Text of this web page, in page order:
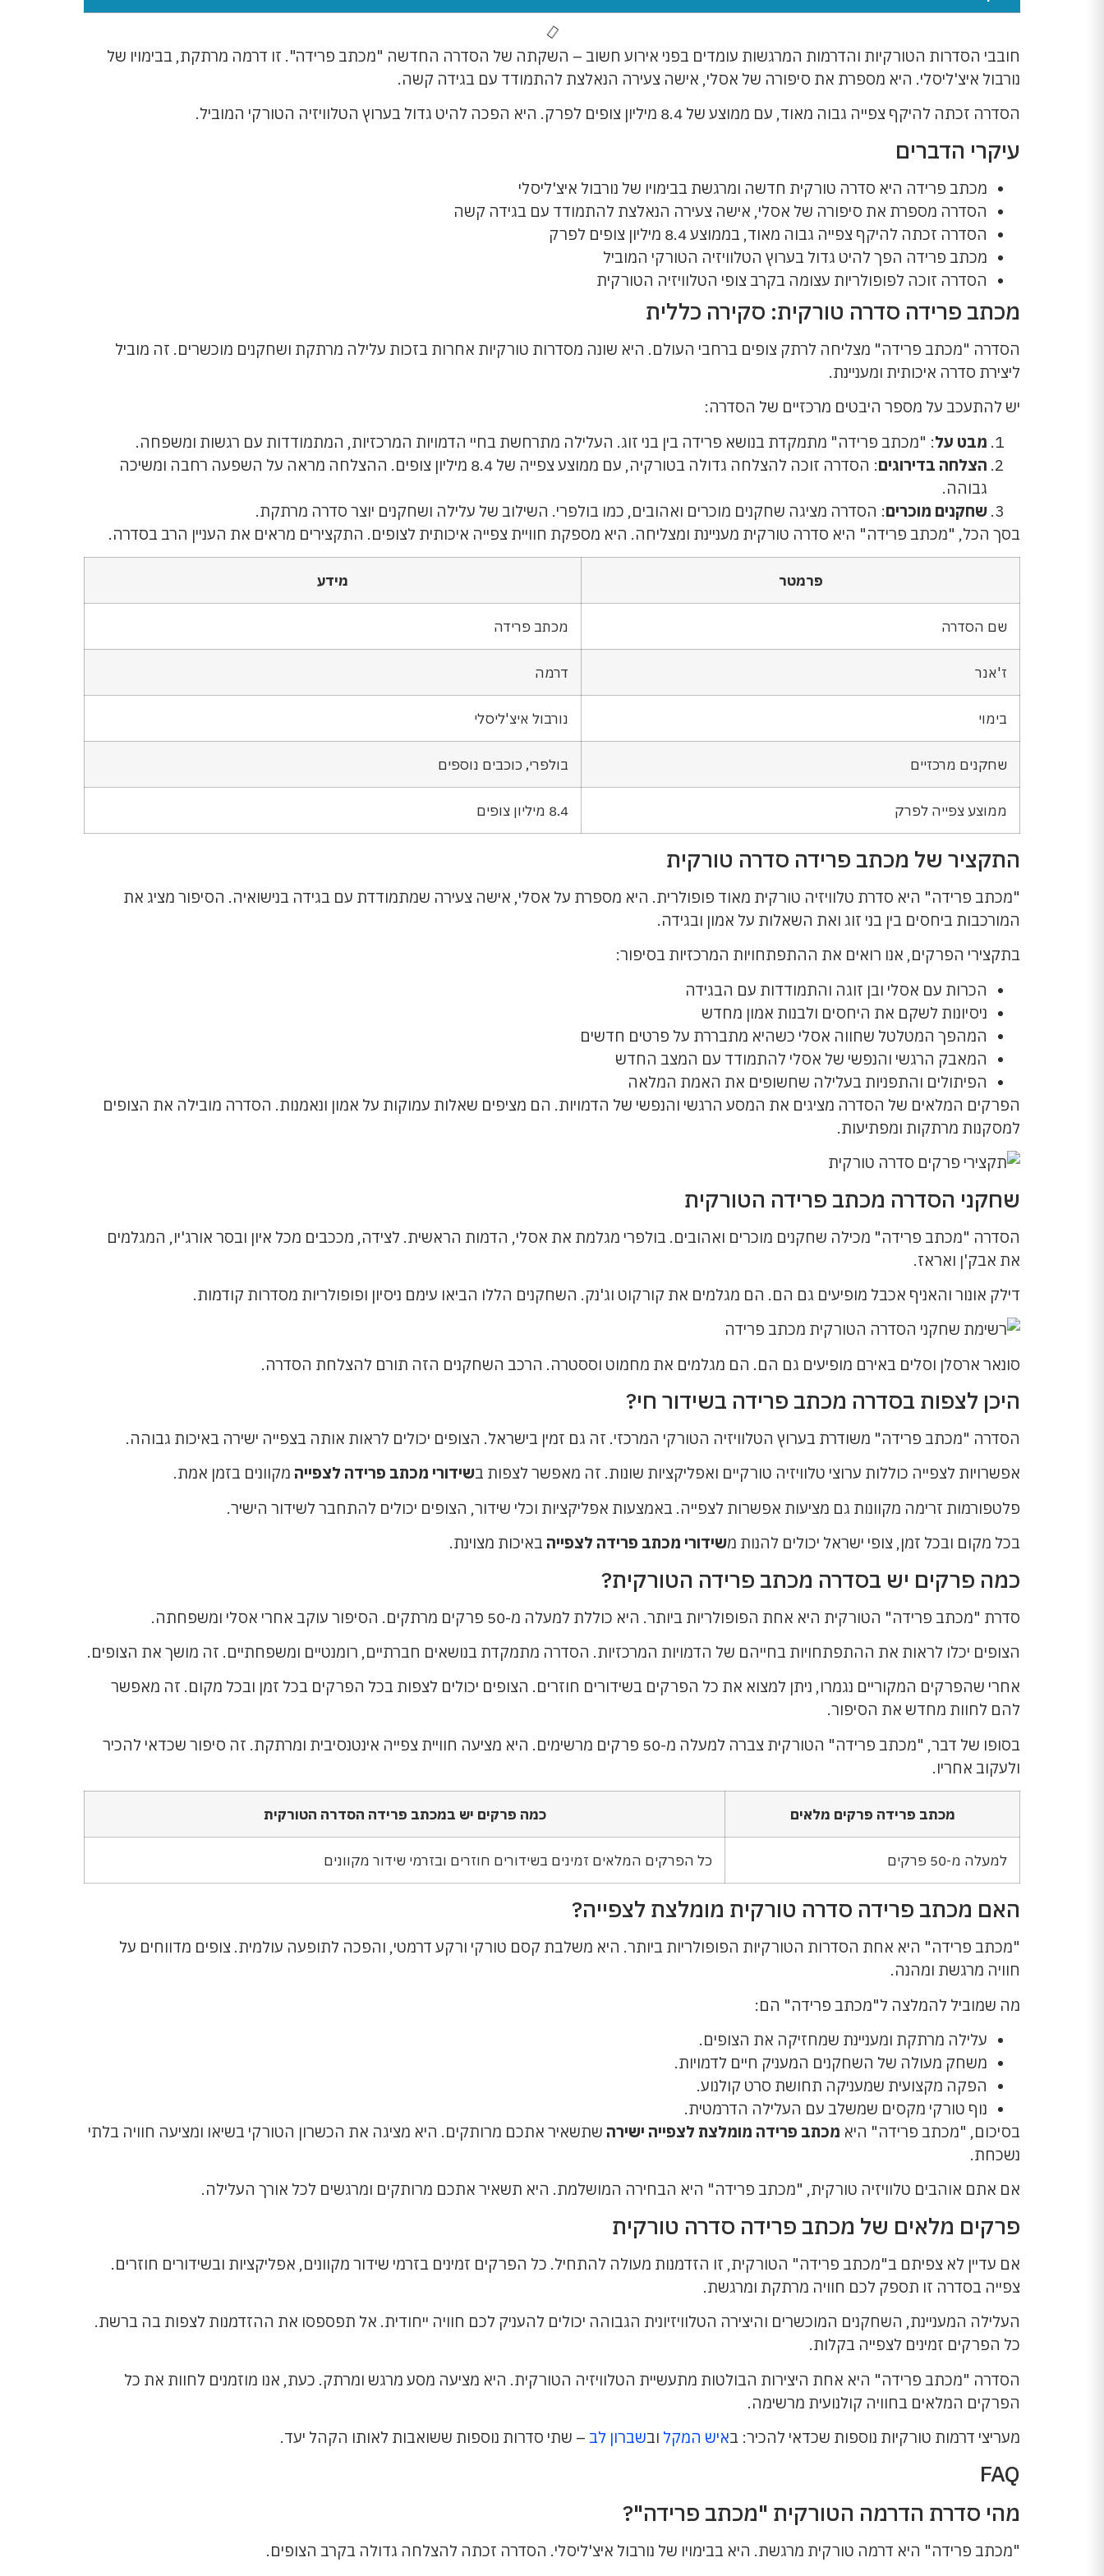
חובבי הסדרות הטורקיות והדרמות המרגשות עומדים בפני אירוע חשוב – השקתה של הסדרה החדשה "מכתב פרידה". זו דרמה מרתקת, בבימויו של
נורבול איצ'ליסלי. היא מספרת את סיפורה של אסלי, אישה צעירה הנאלצת להתמודד עם בגידה קשה.
הסדרה זכתה להיקף צפייה גבוה מאוד, עם ממוצע של 8.4 מיליון צופים לפרק. היא הפכה להיט גדול בערוץ הטלוויזיה הטורקי המוביל.
עיקרי הדברים
מכתב פרידה היא סדרה טורקית חדשה ומרגשת בבימויו של נורבול איצ'ליסלי
הסדרה מספרת את סיפורה של אסלי, אישה צעירה הנאלצת להתמודד עם בגידה קשה
הסדרה זכתה להיקף צפייה גבוה מאוד, בממוצע 8.4 מיליון צופים לפרק
מכתב פרידה הפך להיט גדול בערוץ הטלוויזיה הטורקי המוביל
הסדרה זוכה לפופולריות עצומה בקרב צופי הטלוויזיה הטורקית
מכתב פרידה סדרה טורקית: סקירה כללית
הסדרה "מכתב פרידה" מצליחה לרתק צופים ברחבי העולם. היא שונה מסדרות טורקיות אחרות בזכות עלילה מרתקת ושחקנים מוכשרים. זה מוביל
ליצירת סדרה איכותית ומעניינת.
יש להתעכב על מספר היבטים מרכזיים של הסדרה:
מבט על: "מכתב פרידה" מתמקדת בנושא פרידה בין בני זוג. העלילה מתרחשת בחיי הדמויות המרכזיות, המתמודדות עם רגשות ומשפחה.
הצלחה בדירוגים
: הסדרה זוכה להצלחה גדולה בטורקיה, עם ממוצע צפייה של 8.4 מיליון צופים. ההצלחה מראה על השפעה רחבה ומשיכה
גבוהה.
שחקנים מוכרים: הסדרה מציגה שחקנים מוכרים ואהובים, כמו בולפרי. השילוב של עלילה ושחקנים יוצר סדרה מרתקת.
בסך הכל, "מכתב פרידה" היא סדרה טורקית מעניינת ומצליחה. היא מספקת חוויית צפייה איכותית לצופים. התקצירים מראים את העניין הרב בסדרה.
פרמטר מידע
שם הסדרה מכתב פרידה
ז'אנר דרמה
בימוי נורבול איצ'ליסלי
שחקנים מרכזיים בולפרי, כוכבים נוספים
ממוצע צפייה לפרק 8.4 מיליון צופים
התקציר של מכתב פרידה סדרה טורקית
"מכתב פרידה" היא סדרת טלוויזיה טורקית מאוד פופולרית. היא מספרת על אסלי, אישה צעירה שמתמודדת עם בגידה בנישואיה. הסיפור מציג את
המורכבות ביחסים בין בני זוג ואת השאלות על אמון ובגידה.
בתקצירי הפרקים, אנו רואים את ההתפתחויות המרכזיות בסיפור:
הכרות עם אסלי ובן זוגה והתמודדות עם הבגידה
ניסיונות לשקם את היחסים ולבנות אמון מחדש
המהפך המטלטל שחווה אסלי כשהיא מתבררת על פרטים חדשים
המאבק הרגשי והנפשי של אסלי להתמודד עם המצב החדש
הפיתולים והתפניות בעלילה שחשופים את האמת המלאה
הפרקים המלאים של הסדרה מציגים את המסע הרגשי והנפשי של הדמויות. הם מציפים שאלות עמוקות על אמון ונאמנות. הסדרה מובילה את הצופים
למסקנות מרתקות ומפתיעות.
שחקני הסדרה מכתב פרידה הטורקית
הסדרה "מכתב פרידה" מכילה שחקנים מוכרים ואהובים. בולפרי מגלמת את אסלי, הדמות הראשית. לצידה, מככבים מכל איון ובסר אורג'יו, המגלמים
את אבק'ן ואראז.
דילק אונור והאניף אכבל מופיעים גם הם. הם מגלמים את קורקוט וג'נק. השחקנים הללו הביאו עימם ניסיון ופופולריות מסדרות קודמות.
סונאר ארסלן וסלים באירם מופיעים גם הם. הם מגלמים את מחמוט וססטרה. הרכב השחקנים הזה תורם להצלחת הסדרה.
היכן לצפות בסדרה מכתב פרידה בשידור חי?
הסדרה "מכתב פרידה" משודרת בערוץ הטלוויזיה הטורקי המרכזי. זה גם זמין בישראל. הצופים יכולים לראות אותה בצפייה ישירה באיכות גבוהה.
אפשרויות לצפייה כוללות ערוצי טלוויזיה טורקיים ואפליקציות שונות. זה מאפשר לצפות בשידורי מכתב פרידה לצפייה מקוונים בזמן אמת.
פלטפורמות זרימה מקוונות גם מציעות אפשרות לצפייה. באמצעות אפליקציות וכלי שידור, הצופים יכולים להתחבר לשידור הישיר.
בכל מקום ובכל זמן, צופי ישראל יכולים להנות משידורי מכתב פרידה לצפייה באיכות מצוינת.
כמה פרקים יש בסדרה מכתב פרידה הטורקית?
סדרת "מכתב פרידה" הטורקית היא אחת הפופולריות ביותר. היא כוללת למעלה מ-50 פרקים מרתקים. הסיפור עוקב אחרי אסלי ומשפחתה.
הצופים יכלו לראות את ההתפתחויות בחייהם של הדמויות המרכזיות. הסדרה מתמקדת בנושאים חברתיים, רומנטיים ומשפחתיים. זה מושך את הצופים.
אחרי שהפרקים המקוריים נגמרו, ניתן למצוא את כל הפרקים בשידורים חוזרים. הצופים יכולים לצפות בכל הפרקים בכל זמן ובכל מקום. זה מאפשר
להם לחוות מחדש את הסיפור.
בסופו של דבר, "מכתב פרידה" הטורקית צברה למעלה מ-50 פרקים מרשימים. היא מציעה חוויית צפייה אינטנסיבית ומרתקת. זה סיפור שכדאי להכיר
ולעקוב אחריו.
מכתב פרידה פרקים מלאים כמה פרקים יש במכתב פרידה הסדרה הטורקית
למעלה מ-50 פרקים כל הפרקים המלאים זמינים בשידורים חוזרים ובזרמי שידור מקוונים
האם מכתב פרידה סדרה טורקית מומלצת לצפייה?
"מכתב פרידה" היא אחת הסדרות הטורקיות הפופולריות ביותר. היא משלבת קסם טורקי ורקע דרמטי, והפכה לתופעה עולמית. צופים מדווחים על
חוויה מרגשת ומהנה.
מה שמוביל להמלצה ל"מכתב פרידה" הם:
עלילה מרתקת ומעניינת שמחזיקה את הצופים.
משחק מעולה של השחקנים המעניק חיים לדמויות.
הפקה מקצועית שמעניקה תחושת סרט קולנוע.
נוף טורקי מקסים שמשלב עם העלילה הדרמטית.
בסיכום, "מכתב פרידה" היא מכתב פרידה מומלצת לצפייה ישירה שתשאיר אתכם מרותקים. היא מציגה את הכשרון הטורקי בשיאו ומציעה חוויה בלתי
נשכחת.
אם אתם אוהבים טלוויזיה טורקית, "מכתב פרידה" היא הבחירה המושלמת. היא תשאיר אתכם מרותקים ומרגשים לכל אורך העלילה.
פרקים מלאים של מכתב פרידה סדרה טורקית
אם עדיין לא צפיתם ב"מכתב פרידה" הטורקית, זו הזדמנות מעולה להתחיל. כל הפרקים זמינים בזרמי שידור מקוונים, אפליקציות ובשידורים חוזרים.
צפייה בסדרה זו תספק לכם חוויה מרתקת ומרגשת.
העלילה המעניינת, השחקנים המוכשרים והיצירה הטלוויזיונית הגבוהה יכולים להעניק לכם חוויה ייחודית. אל תפספסו את ההזדמנות לצפות בה ברשת.
כל הפרקים זמינים לצפייה בקלות.
הסדרה "מכתב פרידה" היא אחת היצירות הבולטות מתעשיית הטלוויזיה הטורקית. היא מציעה מסע מרגש ומרתק. כעת, אנו מוזמנים לחוות את כל
הפרקים המלאים בחוויה קולנועית מרשימה.
מעריצי דרמות טורקיות נוספות שכדאי להכיר: באיש המקל ובשברון לב – שתי סדרות נוספות ששואבות לאותו הקהל יעד.
FAQ
מהי סדרת הדרמה הטורקית "מכתב פרידה"?
"מכתב פרידה" היא דרמה טורקית מרגשת. היא בבימויו של נורבול איצ'ליסלי. הסדרה זכתה להצלחה גדולה בקרב הצופים.